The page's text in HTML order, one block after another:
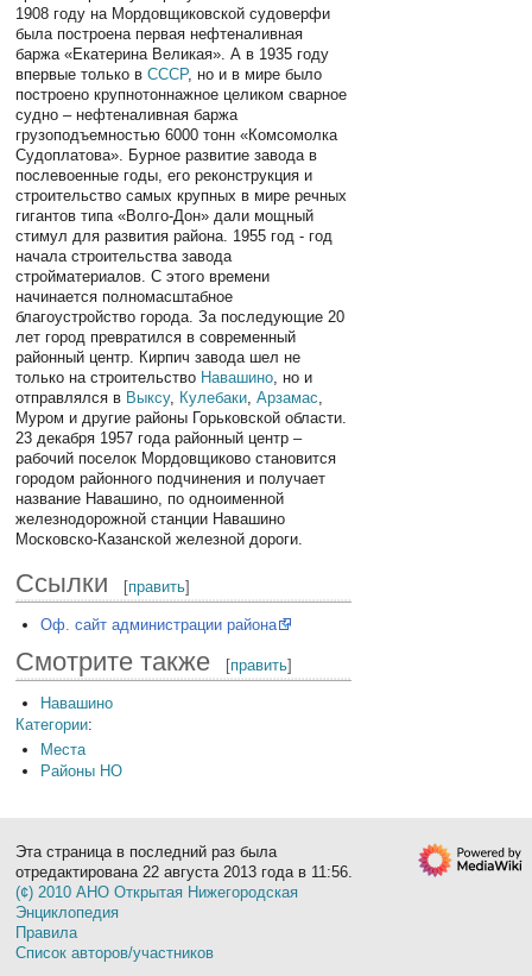
1908 году на Мордовщиковской судоверфи
была построена первая нефтеналивная
баржа «Екатерина Великая». А в 1935 году
впервые только вСССР, но и в мире было
построено крупнотоннажное целиком сварное
судно – нефтеналивная баржа
грузоподъемностью 6000 тонн «Комсомолка
Судоплатова». Бурное развитие завода в
послевоенные годы, его реконструкция и
строительство самых крупных в мире речных
гигантов типа «Волго-Дон» дали мощный
стимул для развития района. 1955 год - год
начала строительства завода
стройматериалов. С этого времени
начинается полномасштабное
благоустройство города. За последующие 20
лет город превратился в современный
районный центр. Кирпич завода шел не
только на строительство Навашино, но и
отправлялся в Выксу, Кулебаки,Арзамас,
Муром и другие районы Горьковской области.
23 декабря 1957 года районный центр –
рабочий поселок Мордовщиково становится
городом районного подчинения и получает
название Навашино, по одноименной
железнодорожной станции Навашино
Московско-Казанской железной дороги.
Ссылки [править]
Оф. сайт администрации района
Смотрите также [править]
Навашино
Категории:
Места
Районы НО
Эта страница в последний раз была
отредактирована 22 августа 2013 года в 11:56.
(¢) 2010 АНО Открытая Нижегородская
Энциклопедия
Правила
Список авторов/участников